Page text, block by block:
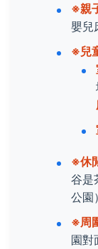
※親
嬰兒
※兒
※休
谷是
公園
※周
園對